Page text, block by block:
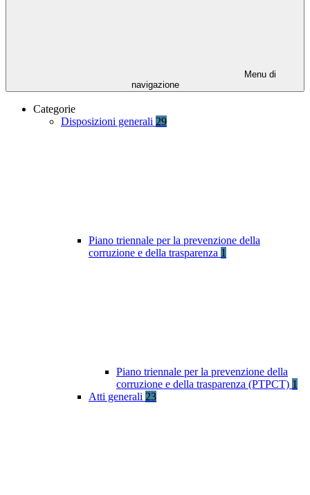
Menu di
navigazione
Categorie
Disposizioni generali 29
Piano triennale per la prevenzione della
corruzione e della trasparenza 1
Piano triennale per la prevenzione della
corruzione e della trasparenza (PTPCT) 1
Atti generali 23